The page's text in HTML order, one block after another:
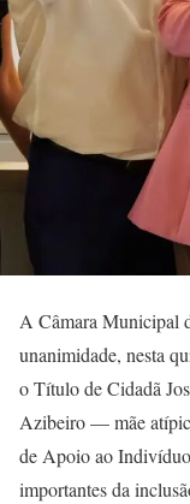
A Câmara Municipal
unanimidade, nesta
o Título de Cidadã
Azibeiro — mãe
de Apoio ao
importantes da